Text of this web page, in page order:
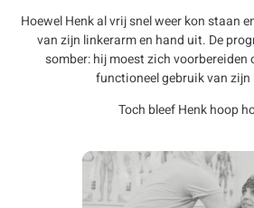
Hoewel Henk al vrij snel weer kon staan
van zijn linkerarm en hand uit. De
somber: hij moest zich voorbereiden
functioneel gebruik van
Toch bleef Henk hoop